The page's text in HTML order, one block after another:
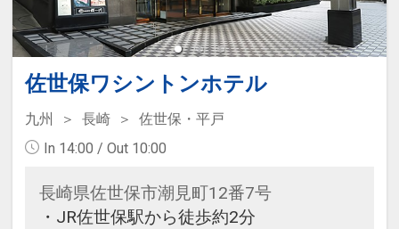
佐世保ワシントンホテル
九州 長崎
佐世保・平戸
In 14:00 / Out 10:00
長崎県佐世保市潮見町12番7号
・JR佐世保駅から徒歩約2分